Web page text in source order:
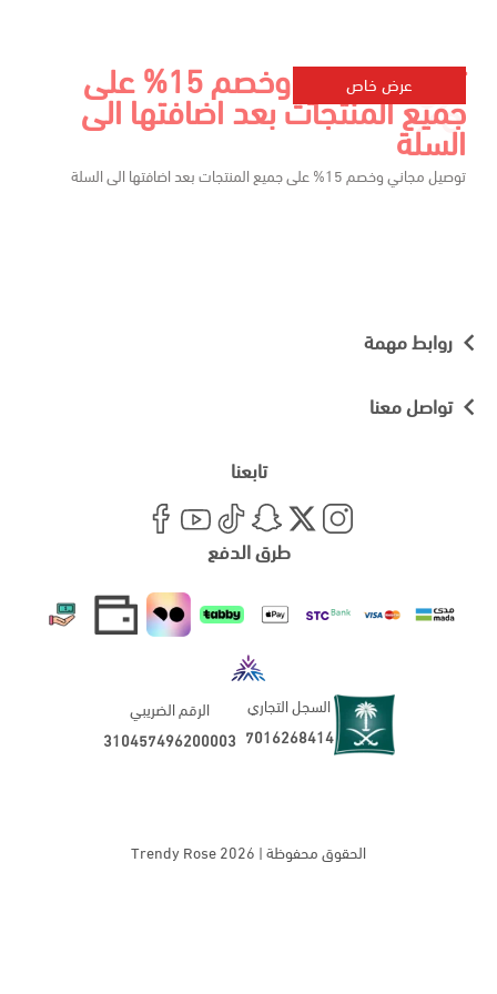
عرض خاص توصيل مجاني وخصم 15% على
جميع المنتجات بعد اضافتها الى
السلة
توصيل مجاني وخصم 15% على جميع المنتجات بعد اضافتها الى السلة
روابط مهمة
تواصل معنا
تابعنا
طرق الدفع
السجل التجاري
7016268414
الرقم الضريبي
310457496200003
الحقوق محفوظة | 2026 Trendy Rose